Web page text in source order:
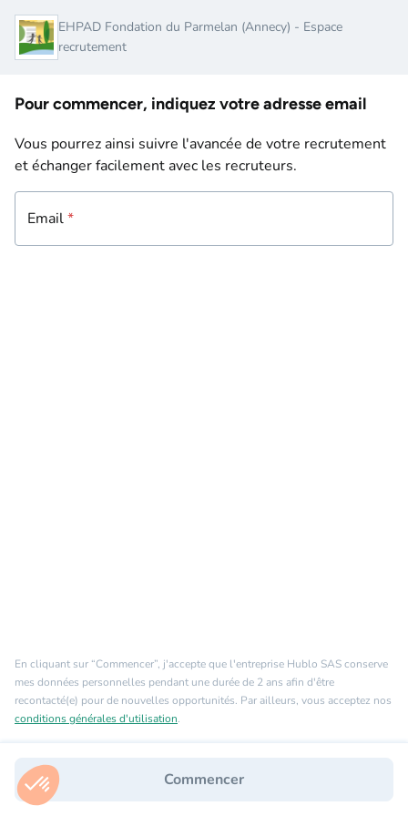
EHPAD Fondation du Parmelan (Annecy) - Espace
recrutement
Pour commencer, indiquez votre adresse email
Vous pourrez ainsi suivre l'avancée de votre recrutement
et échanger facilement avec les recruteurs.
Email*
En cliquant sur “Commencer”, j'accepte que l'entreprise Hublo SAS conserve
mes données personnelles pendant une durée de 2 ans afin d'être
recontacté(e) pour de nouvelles opportunités. Par ailleurs, vous acceptez nos
conditions générales d'utilisation.
Commencer